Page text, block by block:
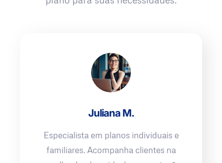
Juliana M.
Especialista em planos individuais e
familiares. Acompanha clientes na